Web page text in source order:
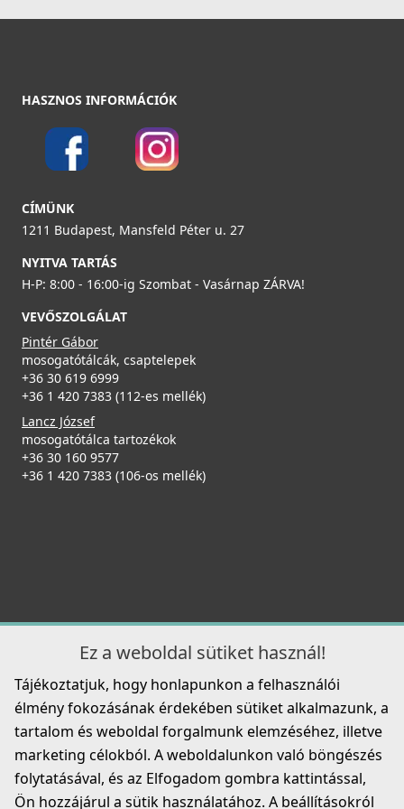
MGKNEV62
119 990 Ft
Részletek
rendelhető!
MGKRIO62
99 990 Ft
MGKTRP62
Részletek
3 990 Ft
ELLECI - ACI01307 Edényszárító kosár fém univerzális -
Kifutó termék!
29 890 Ft
Elleci ATH010QU Vágódeszka csúsztatható HPL -
Quercia tölgy
ATH010QU
Részletek
ELLECI - Gránit mosogatótálca Ego 480 M73 Titanium -
LME48073
ELLECI - Gránit mosogatótálca Ego 480 G68
LGE48068
ELLECI - Gránit mosogatótálca Ego 480 G59 Antracit
LGE48059
134 990 Ft
Részletek
HASZNOS INFORMÁCIÓK
CÍMÜNK
1211 Budapest, Mansfeld Péter u. 27
NYITVA TARTÁS
H-P: 8:00 - 16:00-ig Szombat - Vasárnap ZÁRVA!
VEVŐSZOLGÁLAT
Pintér Gábor
mosogatótálcák, csaptelepek
+36 30 619 6999
+36 1 420 7383 (112-es mellék)
Lancz József
mosogatótálca tartozékok
+36 30 160 9577
+36 1 420 7383 (106-os mellék)
Ez a weboldal sütiket használ!
Tájékoztatjuk, hogy honlapunkon a felhasználói
élmény fokozásának érdekében sütiket alkalmazunk, a
tartalom és weboldal forgalmunk elemzéséhez, illetve
marketing célokból. A weboldalunkon való böngészés
folytatásával, és az Elfogadom gombra kattintással,
Ön hozzájárul a sütik használatához. A beállításokról